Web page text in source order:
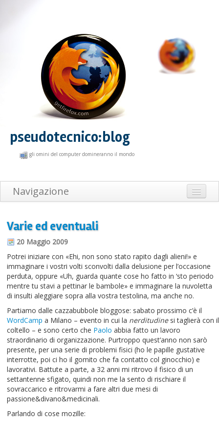
pseudotecnico:blog
gli omini del computer domineranno il mondo
Navigazione
Informazioni sul blog
Contatti
Varie
Cookie
Varie ed eventuali
20 Maggio 2009
Potrei iniziare con «Ehi, non sono stato rapito dagli alieni!» e
immaginare i vostri volti sconvolti dalla delusione per l’occasione
perduta, oppure «Uh, guarda quante cose ho fatto in ‘sto periodo
mentre tu stavi a pettinar le bambole» e immaginare la nuvoletta
di insulti aleggiare sopra alla vostra testolina, ma anche no.
Partiamo dalle cazzabubbole bloggose: sabato prossimo c’è il
WordCamp a Milano – evento in cui la nerditudinesi taglierà con il
coltello – e sono certo che Paolo abbia fatto un lavoro
straordinario di organizzazione. Purtroppo quest’anno non sarò
presente, per una serie di problemi fisici (ho le papille gustative
interrotte, poi ci ho il gomito che fa contatto col ginocchio) e
lavorativi. Battute a parte, a 32 anni mi ritrovo il fisico di un
settantenne sfigato, quindi non me la sento di rischiare il
sovraccarico e ritrovarmi a fare altri due mesi di
passione&divano&medicinali.
Parlando di cose mozille: